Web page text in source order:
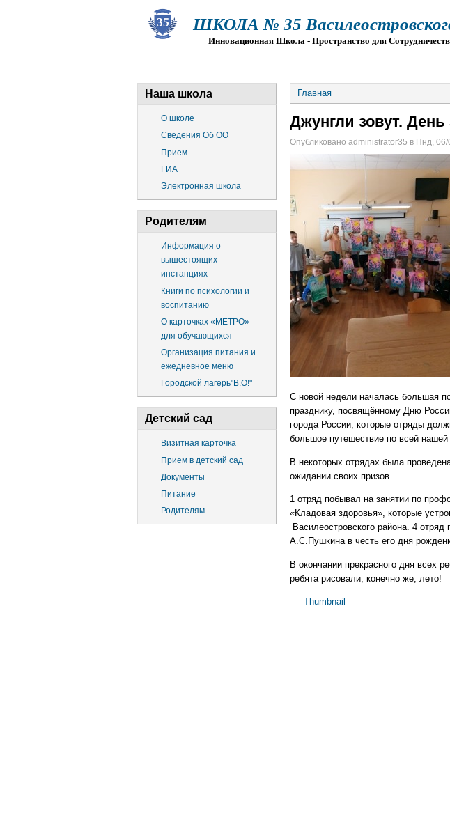
ШКОЛА № 35
Инновационная Школа - Пространство для
Наша школа
О школе
Сведения Об ОО
Прием
ГИА
Электронная школа
Родителям
Информация о
вышестоящих
инстанциях
Книги по психологии и
воспитанию
О карточках «МЕТРО»
для обучающихся
Организация питания и
ежедневное меню
Городской лагерь"В.О!"
Детский сад
Визитная карточка
Прием в детский сад
Документы
Питание
Родителям
Главная
Джунгли зовут. День
Опубликовано administrator35 в Пнд,
С новой недели началась большая
празднику, посвящённому Дню
города России, которые отряды
большое путешествие по всей
В некоторых отрядах была
ожидании своих призов.
1 отряд побывал на занятии по
«Кладовая здоровья», которые
Василеостровского района. 4
А.С.Пушкина в честь его дня
В окончании прекрасного дня всех
ребята рисовали, конечно же, лето!
Thumbnail